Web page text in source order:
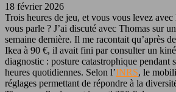
18 février 2026
Trois heures de jeu, et vous vous levez
vous parle ? J’ai discuté avec Thomas sur
semaine dernière. Il me racontait qu’après
Ikea à 90 €, il avait fini par consulter un
diagnostic : posture catastrophique pendant
heures quotidiennes. Selon l’INRS, le
réglages permettant de répondre à la